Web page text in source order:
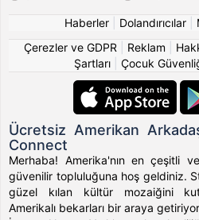
Haberler Dolandırıcılar
Çerezler ve GDPR
Reklam
Şartları| Çocuk
Ücretsiz Amerikan
Connect
Merhaba! Amerika'nın en çeşitli
güvenilir topluluğuna hoş geldiniz.
güzel kılan kültür mozaiğini
Amerikalı bekarları bir araya